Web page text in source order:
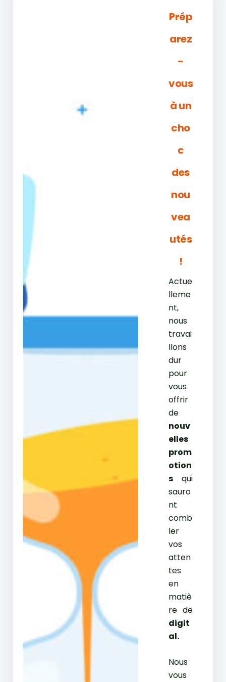
Prép
arez
-
vous
à un
cho
c
des
nou
vea
utés
!
Actue
lleme
nt,
nous
travai
llons
dur
pour
vous
offrir
de
nouv
elles
prom
otion
squi
sauro
nt
comb
ler
vos
atten
tes
en
matiè
re de
digit
al.
Nous
vous